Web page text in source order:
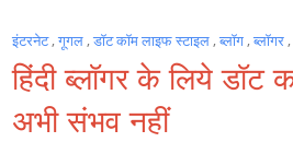
इंटरनेट,गूगल,डॉट कॉम लाइफ स्टाइल,ब्लॉग,ब्लॉगर,
हिंदी ब्लॉगर के लिये डॉट
अभी संभव नहीं